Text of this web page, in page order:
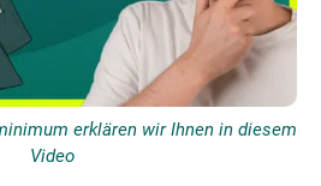
erklären wir Ihnen in diesem
Video